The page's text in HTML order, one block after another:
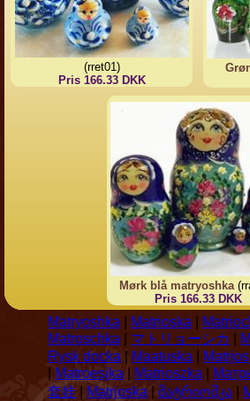
(rret01)
Pris 166.33 DKK
Mørk blå matryoshka
Pris 166.33 DKK
Matryoshka Matrioska
Matroschka
マトリョーシカ
Rysk docka
Maatuska
Matroesjka Matrioszka
套娃
Matrjoska მატრიოშკა